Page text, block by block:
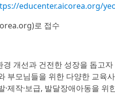
educenter.aicorea.org/
로 접수
개선과 건전한 성장을 돕고
부모님들을 위한 다양한 교육
·제작·보급, 발달장애아동을